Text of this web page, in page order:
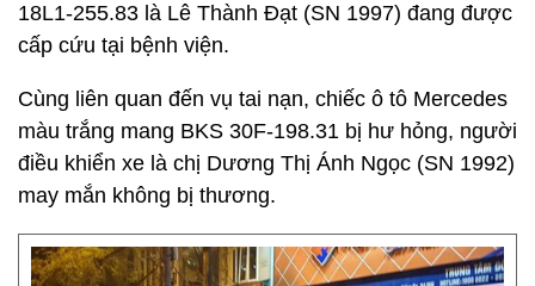
18L1-255.83 là Lê Thành Đạt (SN 1997) đang được
cấp cứu tại bệnh viện.
Cùng liên quan đến vụ tai nạn, chiếc ô tô Mercedes
màu trắng mang BKS 30F-198.31 bị hư hỏng, người
điều khiển xe là chị Dương Thị Ánh Ngọc (SN 1992)
may mắn không bị thương.